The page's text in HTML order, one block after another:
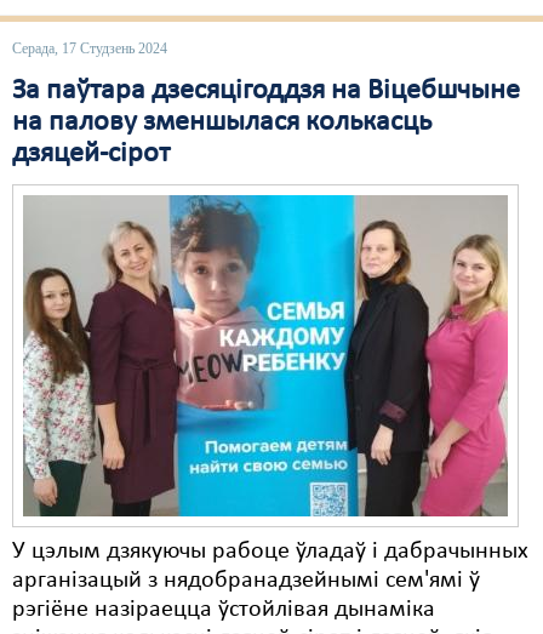
Серада, 17 Студзень 2024
За паўтара дзесяцігоддзя на Віцебшчыне
на палову зменшылася колькасць
дзяцей-сірот
У цэлым дзякуючы рабоце ўладаў і дабрачынных
арганізацый з нядобранадзейнымі сем'ямі ў
рэгіёне назіраецца ўстойлівая дынаміка
Распальваньне варожасьці
Рознае
Свабода сумленьня
Сьмяротнае пакараньне
Экалёгія
Правы працоўных
Сацыяльныя правы